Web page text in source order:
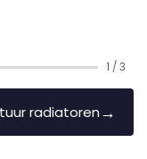
1 / 3
radiatoren→